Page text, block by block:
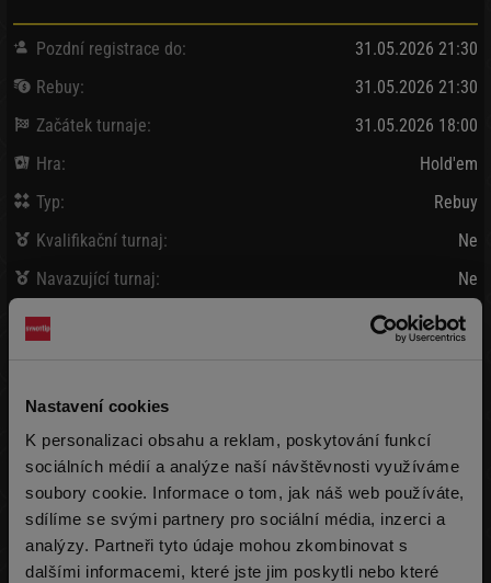
Nastavení cookies
K personalizaci obsahu a reklam, poskytování funkcí
sociálních médií a analýze naší návštěvnosti využíváme
soubory cookie. Informace o tom, jak náš web používáte,
sdílíme se svými partnery pro sociální média, inzerci a
analýzy. Partneři tyto údaje mohou zkombinovat s
dalšími informacemi, které jste jim poskytli nebo které
Pozdní registrace do:
31.05.2026 21:30
Rebuy:
31.05.2026 21:30
Začátek turnaje:
31.05.2026 18:00
Hra:
Hold'em
Typ:
Rebuy
Kvalifikační turnaj:
Ne
Navazující turnaj:
Ne
Satelitní turnaje:
Ne
(15 000 žetonů)
Pozdní registrace: 2 750 Kč + 249 Kč
(15 000 žetonů)max 999x
Rebuy: 2 750 Kč + 249 Kč
(15 000 žetonů)